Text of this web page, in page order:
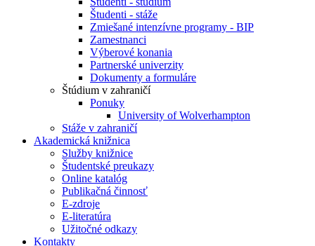
Študenti - stáže
Zmiešané intenzívne programy - BIP
Zamestnanci
Výberové konania
Partnerské univerzity
Dokumenty a formuláre
Štúdium v zahraničí
Ponuky
University of Wolverhampton
Stáže v zahraničí
Akademická knižnica
Služby knižnice
Študentské preukazy
Online katalóg
Publikačná činnosť
E-zdroje
E-literatúra
Užitočné odkazy
Kontakty